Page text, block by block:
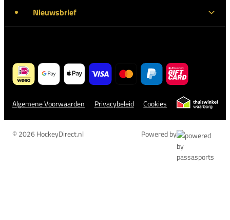
Nieuwsbrief
Algemene Voorwaarden Privacybeleid Cookies
© 2026 HockeyDirect.nl Powered by